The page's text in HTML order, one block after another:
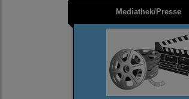
Mediathek/Presse